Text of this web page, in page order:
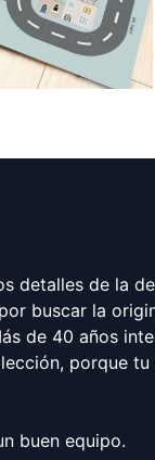
detalles de la
buscar la
de 40 años
porque
buen equipo.